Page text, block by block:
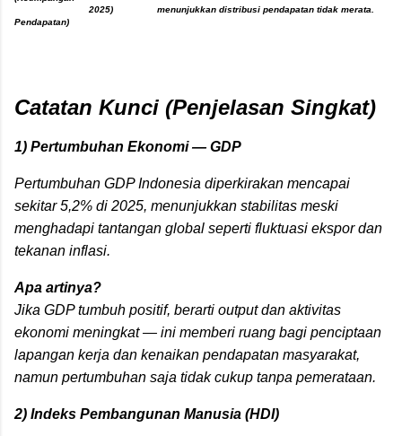
Pendapatan)
2025) menunjukkan distribusi pendapatan tidak merata.
Catatan Kunci (Penjelasan Singkat)
1) Pertumbuhan Ekonomi — GDP
Pertumbuhan GDP Indonesia diperkirakan mencapai
sekitar5,2% di 2025, menunjukkan stabilitas meski
menghadapi tantangan global seperti fluktuasi ekspor dan
tekanan inflasi.
Apa artinya?
Jika GDP tumbuh positif, berarti output dan aktivitas
ekonomi meningkat — ini memberi ruang bagi penciptaan
lapangan kerja dan kenaikan pendapatan masyarakat,
namun pertumbuhan saja tidak cukup tanpa pemerataan.
2) Indeks Pembangunan Manusia (HDI)